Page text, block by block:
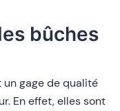
bûches
un gage de qualité
En effet, elles sont